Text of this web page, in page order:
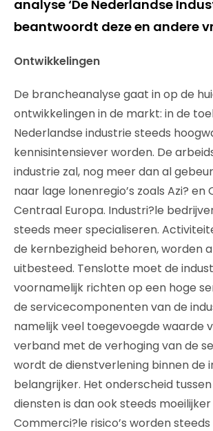
analyse ‘De Nederlandse
beantwoordt deze en andere
Ontwikkelingen
De brancheanalyse gaat in op de
ontwikkelingen in de markt: in de
Nederlandse industrie steeds
kennisintensiever worden. De
industrie zal, nog meer dan al
naar lage lonenregio’s zoals Azi? en
Centraal Europa. Industri?le
steeds meer specialiseren.
de kernbezigheid behoren, worden
uitbesteed. Tenslotte moet de
voornamelijk richten op een hoge
de servicecomponenten van de
namelijk veel toegevoegde waarde
verband met de verhoging van de
wordt de dienstverlening binnen de
belangrijker. Het onderscheid
diensten is dan ook steeds
Commerci?le risico’s worden